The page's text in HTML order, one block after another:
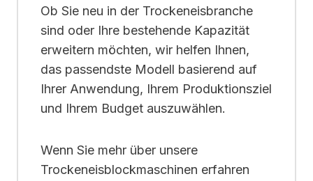
Ob Sie neu in der Trockeneisbranche
sind oder Ihre bestehende Kapazität
erweitern möchten, wir helfen Ihnen,
das passendste Modell basierend auf
Ihrer Anwendung, Ihrem Produktionsziel
und Ihrem Budget auszuwählen.
Wenn Sie mehr über unsere
Trockeneisblockmaschinen erfahren